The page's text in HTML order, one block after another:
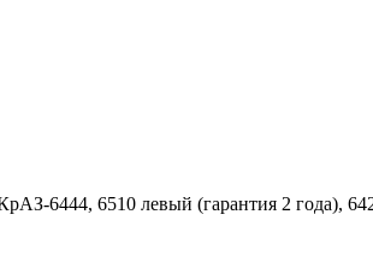
6444, 6510 левый (гарантия 2 года),